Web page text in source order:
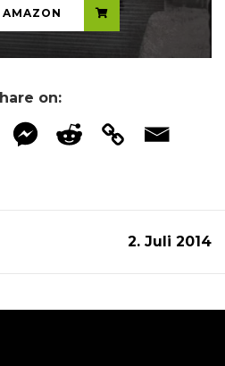
AMAZON
on:
2. Juli 2014